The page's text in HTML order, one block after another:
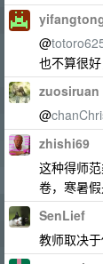
@
也不算很
zuosiruan
@
zhishi69
这种得师
卷，寒暑
SenLief
教师取决